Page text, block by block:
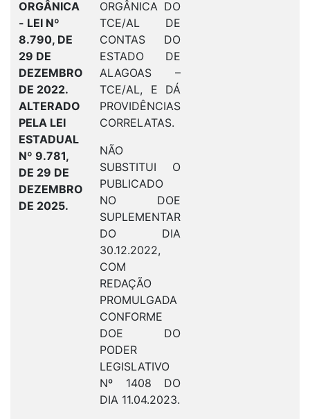
ORGÂNICA
- LEI Nº
8.790, DE
29 DE
DEZEMBRO
DE 2022.
ALTERADO
PELA LEI
ESTADUAL
Nº 9.781,
DE 29 DE
DEZEMBRO
DE 2025.
ORGÂNICA DO
TCE/AL DE
CONTAS DO
ESTADO DE
ALAGOAS –
TCE/AL, E DÁ
PROVIDÊNCIAS
CORRELATAS.
NÃO
SUBSTITUI O
PUBLICADO
NO DOE
SUPLEMENTAR
DO DIA
30.12.2022,
COM
REDAÇÃO
PROMULGADA
CONFORME
DOE DO
PODER
LEGISLATIVO
Nº 1408 DO
DIA 11.04.2023.